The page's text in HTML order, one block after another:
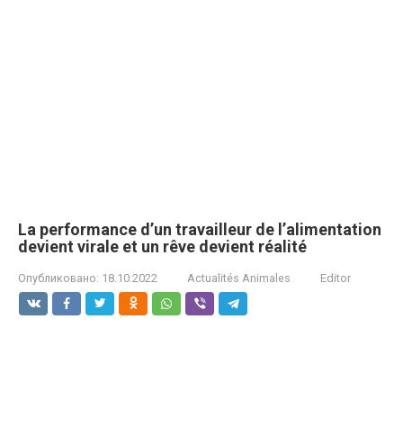
La performance d’un travailleur de l’alimentation
devient virale et un rêve devient réalité
Опубликовано: 18.10.2022 Actualités Animales Editor